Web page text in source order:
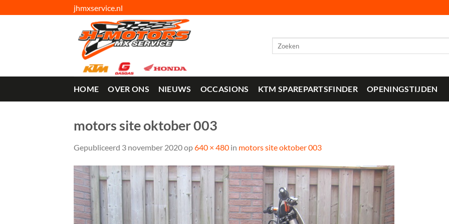
naar
jhmxservice.nl
HOME OVER ONS NIEUWS OCCASIONS KTM SPAREPARTSFINDER OPENINGSTIJDEN
motors site oktober 003
Gepubliceerd 3 november 2020op640 × 480 in motors site oktober 003